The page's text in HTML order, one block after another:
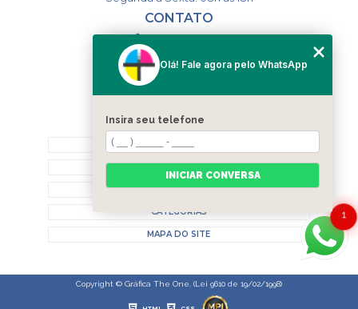
CONTATO
(11) 98994-1867
(11) 98993-9556
togsm1@gmail.com
MENU
HOME
CONTATO
CATEGORIAS
MAPA DO SITE
Copyright © Gráfica The One. (Lei 9610 de 19/02/1998)
1
Olá! Fale agora pelo WhatsApp
Insira seu telefone
INICIAR CONVERSA